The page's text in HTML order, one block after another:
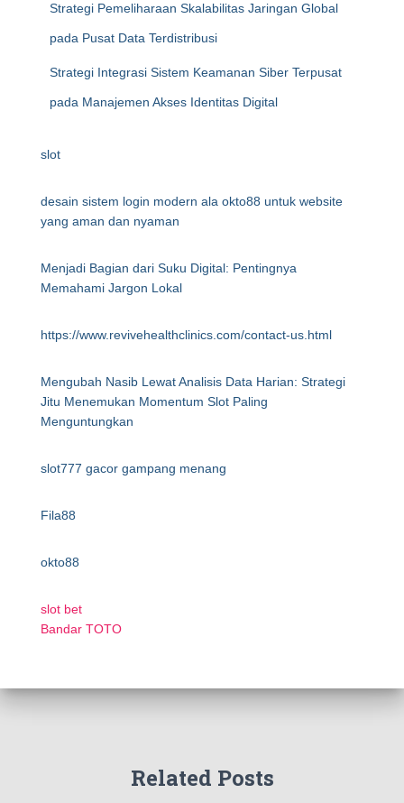
Strategi Pemeliharaan Skalabilitas Jaringan Global
pada Pusat Data Terdistribusi
Strategi Integrasi Sistem Keamanan Siber Terpusat
pada Manajemen Akses Identitas Digital
slot
desain sistem login modern ala okto88 untuk website
yang aman dan nyaman
Menjadi Bagian dari Suku Digital: Pentingnya
Memahami Jargon Lokal
https://www.revivehealthclinics.com/contact-us.html
Mengubah Nasib Lewat Analisis Data Harian: Strategi
Jitu Menemukan Momentum Slot Paling
Menguntungkan
slot777 gacor gampang menang
Fila88
okto88
slot bet
Bandar TOTO
Related Posts